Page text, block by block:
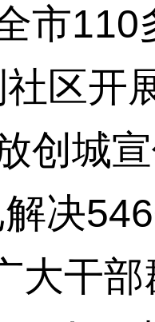
市110
区开
创城
决
大干部